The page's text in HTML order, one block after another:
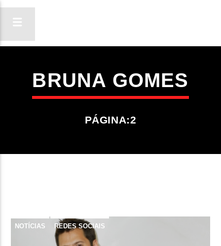
ON FM
LIGA-TE
FAIXA ATUAL
BRUNA GOMES
PÁGINA:2
NOTÍCIAS REDES SOCIAIS